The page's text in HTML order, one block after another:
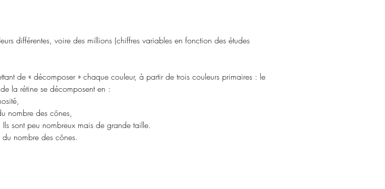
différentes, voire des millions (chiffres variables en fonction des études
de « décomposer » chaque couleur, à partir de trois couleurs primaires : le
la rétine se décomposent en :
nombre des cônes,
sont peu nombreux mais de grande taille.
du nombre des cônes.